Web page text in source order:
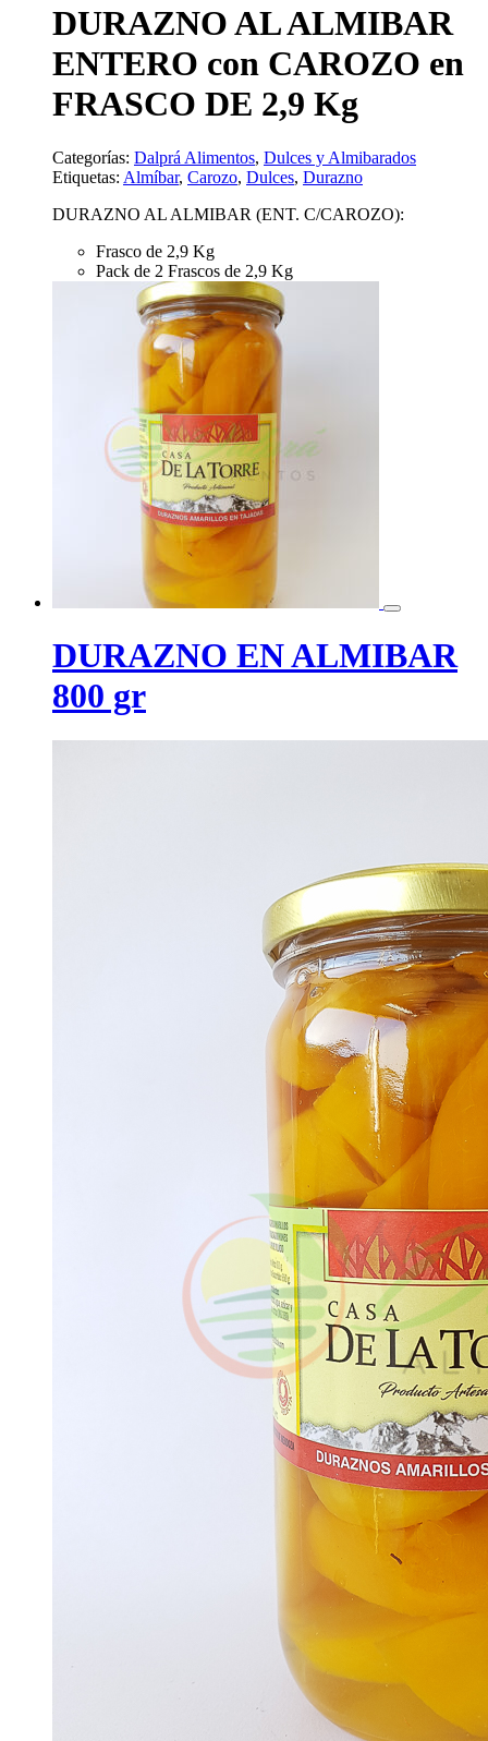
DURAZNO AL ALMIBAR
ENTERO con CAROZO en
FRASCO DE 2,9 Kg
Categorías: Dalprá Alimentos, Dulces y Almibarados
Etiquetas: Almíbar, Carozo, Dulces, Durazno
DURAZNO AL ALMIBAR (ENT. C/CAROZO):
Frasco de 2,9 Kg
Pack de 2 Frascos de 2,9 Kg
DURAZNO EN ALMIBAR
800 gr